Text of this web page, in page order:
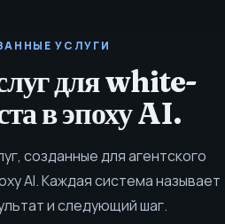
УСЛУГИ
для white-
в эпоху AI.
созданные для агентского
AI. Каждая система называет
и следующий шаг.